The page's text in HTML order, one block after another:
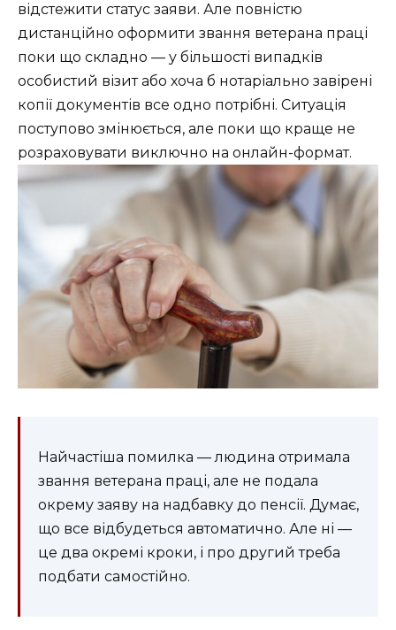
відстежити статус заяви. Але повністю
дистанційно оформити звання ветерана праці
поки що складно — у більшості випадків
особистий візит або хоча б нотаріально завірені
копії документів все одно потрібні. Ситуація
поступово змінюється, але поки що краще не
розраховувати виключно на онлайн-формат.
Найчастіша помилка — людина отримала
звання ветерана праці, але не подала
окрему заяву на надбавку до пенсії. Думає,
що все відбудеться автоматично. Але ні —
це два окремі кроки, і про другий треба
подбати самостійно.